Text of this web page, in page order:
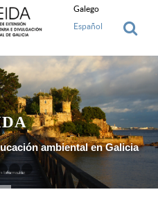
Galego
Español
ambiental en Galicia
Información